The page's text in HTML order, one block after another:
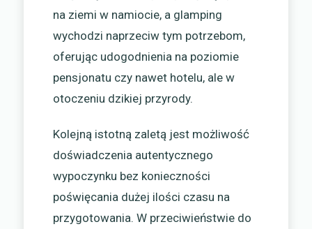
na ziemi w namiocie, a glamping
wychodzi naprzeciw tym potrzebom,
oferując udogodnienia na poziomie
pensjonatu czy nawet hotelu, ale w
otoczeniu dzikiej przyrody.
Kolejną istotną zaletą jest możliwość
doświadczenia autentycznego
wypoczynku bez konieczności
poświęcania dużej ilości czasu na
przygotowania. W przeciwieństwie do